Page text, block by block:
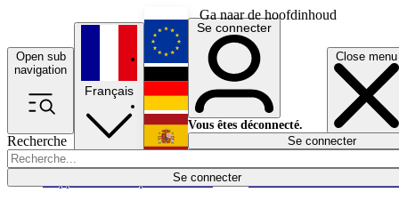
Ga naar de hoofdinhoud
Open sub
navigation
Close menu
Recherche
Se connecter
Économie
Français
English
Deutsch
Español
Se connecter
Vous êtes déconnecté.
Se connecter